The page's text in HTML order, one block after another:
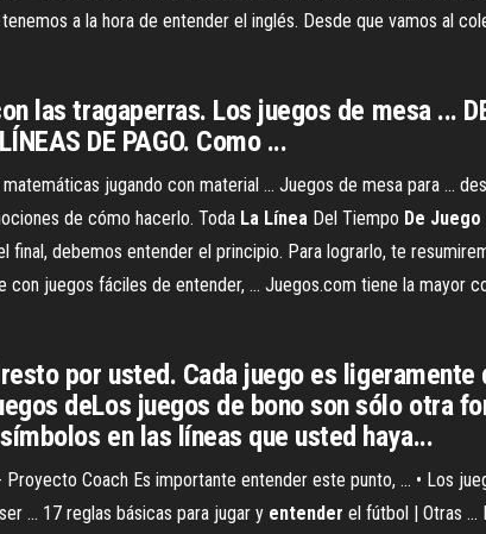
a la hora de entender el inglés. Desde que vamos al
las tragaperras. Los juegos de mesa ... DE
DE PAGO. Como ...
jugando con material ... Juegos de mesa para ...
de cómo hacerlo. Toda La Línea Del Tiempo De Juego
final, debemos entender el principio. Para lograrlo, te
con juegos fáciles de entender, ... Juegos.com tiene la mayor
por usted. Cada juego es
deLos juegos de bono son sólo otra
en las líneas que usted haya...
Proyecto Coach Es importante entender este punto, ... • Los
... 17 reglas básicas para jugar y entender el fútbol | Otras ...